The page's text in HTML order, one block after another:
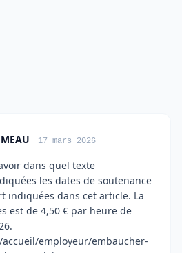
17 mars 2026
dans quel texte
les dates de soutenance
indiquées dans cet article. La
est de 4,50 € par heure de
employeur/embaucher-